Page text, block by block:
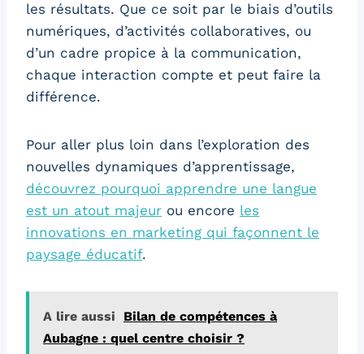
les résultats. Que ce soit par le biais d’outils
numériques, d’activités collaboratives, ou
d’un cadre propice à la communication,
chaque interaction compte et peut faire la
différence.
Pour aller plus loin dans l’exploration des
nouvelles dynamiques d’apprentissage,
découvrez pourquoi apprendre une langue
est un atout majeur ou encore les
innovations en marketing qui façonnent le
paysage éducatif.
A lire aussi
Bilan de compétences à
Aubagne : quel centre choisir ?